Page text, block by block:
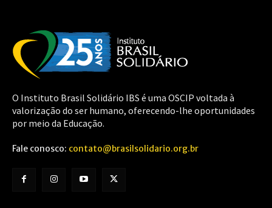
O Instituto Brasil Solidário IBS é uma OSCIP voltada à
valorização do ser humano, oferecendo-lhe oportunidades
por meio da Educação.
Fale conosco: contato@brasilsolidario.org.br